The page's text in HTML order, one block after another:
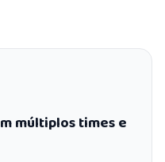
múltiplos times e